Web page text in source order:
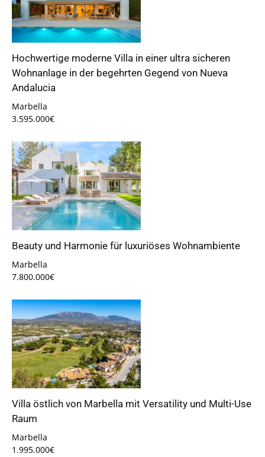
Hochwertige moderne Villa in einer ultra sicheren
Wohnanlage in der begehrten Gegend von Nueva
Andalucia
Marbella
3.595.000€
Beauty und Harmonie für luxuriöses Wohnambiente
Marbella
7.800.000€
Villa östlich von Marbella mit Versatility und Multi-Use
Raum
Marbella
1.995.000€